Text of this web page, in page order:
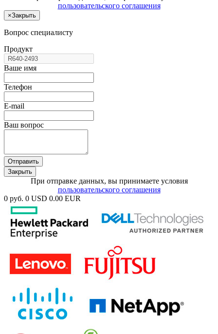
пользовательского соглашения
×Закрыть
Вопрос специалисту
Продукт
Ваше имя
Телефон
E-mail
Ваш вопрос
Отправить
Закрыть
При отправке данных, вы принимаете условия
пользовательского соглашения
0 руб. 0 USD 0.00 EUR